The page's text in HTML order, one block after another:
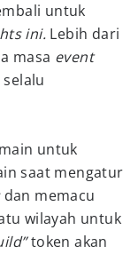
untuk
ini. Lebih dari
masa event
untuk
saat mengatur
dan memacu
wilayah untuk
token akan